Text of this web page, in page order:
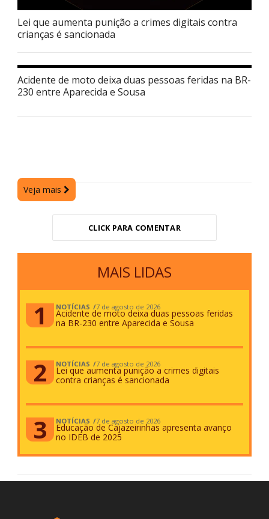
Lei que aumenta punição a crimes digitais contra
crianças é sancionada
Acidente de moto deixa duas pessoas feridas na BR-
230 entre Aparecida e Sousa
Veja mais
CLICK PARA COMENTAR
MAIS LIDAS
NOTÍCIAS 7 de agosto de 2026
Acidente de moto deixa duas pessoas feridas
na BR-230 entre Aparecida e Sousa
NOTÍCIAS 7 de agosto de 2026
Lei que aumenta punição a crimes digitais
contra crianças é sancionada
NOTÍCIAS 7 de agosto de 2026
Educação de Cajazeirinhas apresenta avanço
no IDEB de 2025